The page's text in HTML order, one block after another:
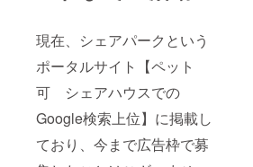
現在、シェアパークという
ポータルサイト【ペット
可 シェアハウスでの
Google検索上位】に掲載し
ており、今まで広告枠で募